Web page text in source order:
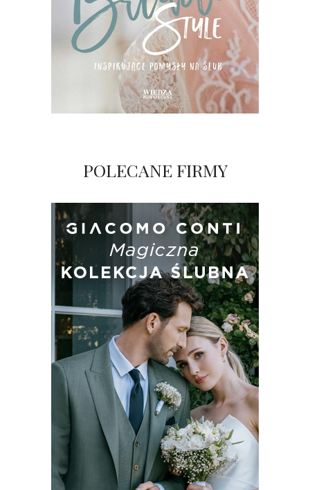
POLECANE FIRMY